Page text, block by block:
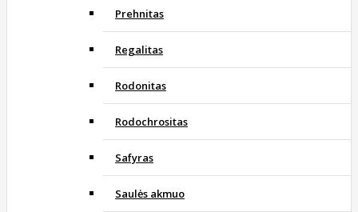
Prehnitas
Regalitas
Rodonitas
Rodochrositas
Safyras
Saulės akmuo